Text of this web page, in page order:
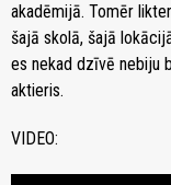
akadēmijā. Tomēr
šajā skolā, šajā
es nekad dzīvē nebiju
aktieris.
VIDEO: